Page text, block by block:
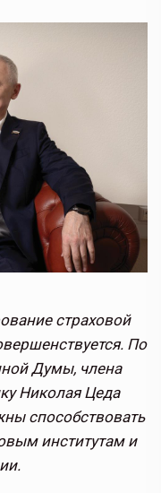
страховой
По
Думы, члена
Николая Цеда
способствовать
институтам и